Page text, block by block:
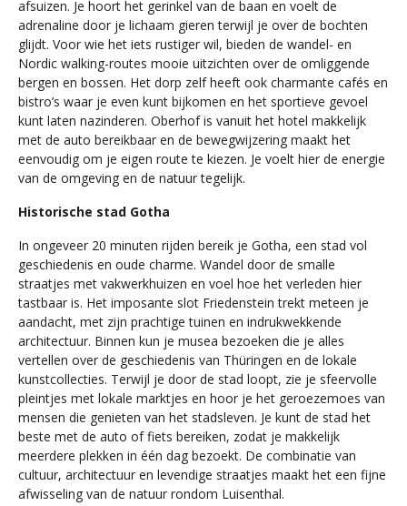
afsuizen. Je hoort het gerinkel van de baan en voelt de
adrenaline door je lichaam gieren terwijl je over de bochten
glijdt. Voor wie het iets rustiger wil, bieden de wandel- en
Nordic walking-routes mooie uitzichten over de omliggende
bergen en bossen. Het dorp zelf heeft ook charmante cafés en
bistro’s waar je even kunt bijkomen en het sportieve gevoel
kunt laten nazinderen. Oberhof is vanuit het hotel makkelijk
met de auto bereikbaar en de bewegwijzering maakt het
eenvoudig om je eigen route te kiezen. Je voelt hier de energie
van de omgeving en de natuur tegelijk.
Historische stad Gotha
In ongeveer 20 minuten rijden bereik je Gotha, een stad vol
geschiedenis en oude charme. Wandel door de smalle
straatjes met vakwerkhuizen en voel hoe het verleden hier
tastbaar is. Het imposante slot Friedenstein trekt meteen je
aandacht, met zijn prachtige tuinen en indrukwekkende
architectuur. Binnen kun je musea bezoeken die je alles
vertellen over de geschiedenis van Thüringen en de lokale
kunstcollecties. Terwijl je door de stad loopt, zie je sfeervolle
pleintjes met lokale marktjes en hoor je het geroezemoes van
mensen die genieten van het stadsleven. Je kunt de stad het
beste met de auto of fiets bereiken, zodat je makkelijk
meerdere plekken in één dag bezoekt. De combinatie van
cultuur, architectuur en levendige straatjes maakt het een fijne
afwisseling van de natuur rondom Luisenthal.